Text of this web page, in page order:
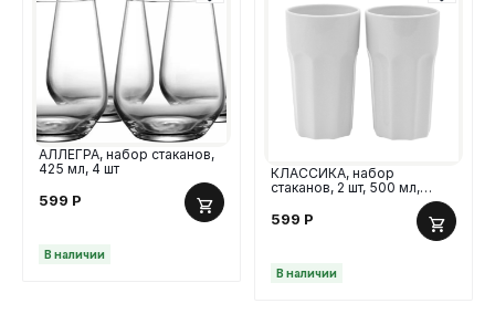
АЛЛЕГРА, набор стаканов,
425 мл, 4 шт
599 Р
В наличии
КЛАССИКА, набор
стаканов, 2 шт, 500 мл,
599 Р
В наличии